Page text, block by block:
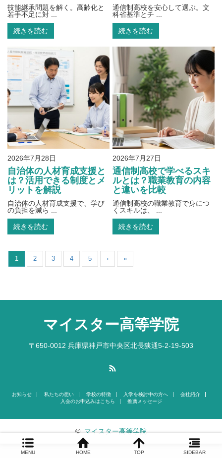
技能継承問題を解く。高齢化と
若手不足に対 ...
続きを読む
通信制高校を安心して選ぶ。文
科省基準とチ ...
続きを読む
2026年7月28日
自治体の人材育成支援と
は？活用できる制度とメ
リットを解説
自治体の人材育成支援で、学び
の負担を減ら ...
続きを読む
2026年7月27日
通信制高校で学べるスキ
ルとは？職業教育の内容
と違いを比較
通信制高校の職業教育で身につ
くスキルは、 ...
続きを読む
1 2 3 4 5 › »
マイスター高等学院
〒650-0012 兵庫県神戸市中央区北長狭通5-2-19-503
お知らせ 私たちの想い 学校の特徴 入学を検討中の方へ
会社紹介
入会のお申込みはこちら
推薦メッセージ
MENU HOME TOP SIDEBAR
©マイスター高等学院